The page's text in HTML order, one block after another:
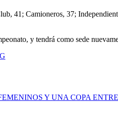
41; Camioneros, 37;
y tendrá como sede
Y UNA COPA